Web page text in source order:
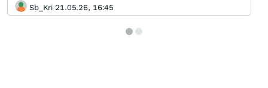
Sb_Kri 21.05.26, 16:45